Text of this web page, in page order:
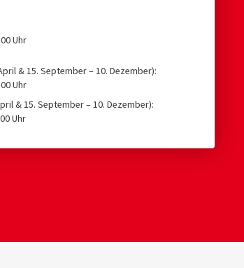
Uhr
& 15. September – 10. Dezember):
Uhr
& 15. September – 10. Dezember):
Uhr